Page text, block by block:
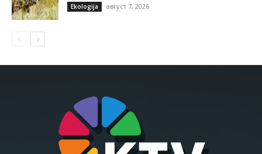
Ekologija август 7, 2026